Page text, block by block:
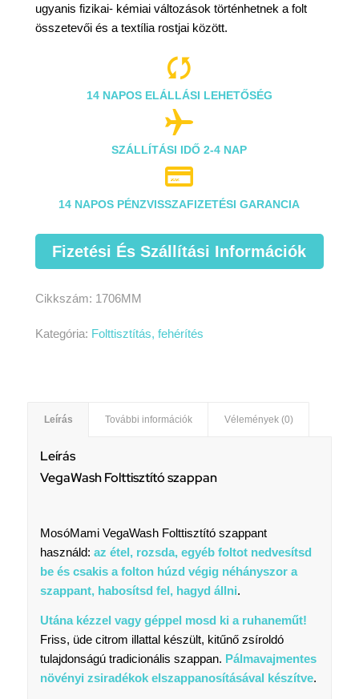
ugyanis fizikai- kémiai változások történhetnek a folt
összetevői és a textília rostjai között.

14 NAPOS ELÁLLÁSI LEHETŐSÉG

SZÁLLÍTÁSI IDŐ 2-4 NAP

14 NAPOS PÉNZVISSZAFIZETÉSI GARANCIA
Fizetési És Szállítási Információk
Cikkszám: 1706MM
Kategória: Folttisztítás, fehérítés
Leírás További információk Vélemények (0)
Leírás
VegaWash Folttisztító szappan
MosóMami VegaWash Folttisztító szappant
használd: az étel, rozsda, egyéb foltot nedvesítsd
be és csakis a folton húzd végig néhányszor a
szappant, habosítsd fel, hagyd állni.
Utána kézzel vagy géppel mosd ki a ruhaneműt!
Friss, üde citrom illattal készült, kitűnő zsíroldó
tulajdonságú tradicionális szappan. Pálmavajmentes
növényi zsiradékok elszappanosításával készítve.